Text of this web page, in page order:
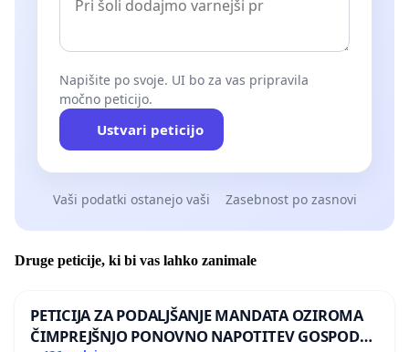
Napišite po svoje. UI bo za vas pripravila
močno peticijo.
Ustvari peticijo
Vaši podatki ostanejo vaši Zasebnost po zasnovi
Druge peticije, ki bi vas lahko zanimale
PETICIJA ZA PODALJŠANJE MANDATA OZIROMA
ČIMPREJŠNJO PONOVNO NAPOTITEV GOSPODA